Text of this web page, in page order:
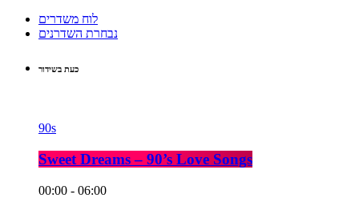
לוח משדרים
נבחרת השדרנים
כעת בשידור
90s
Sweet Dreams – 90’s Love Songs
00:00 - 06:00